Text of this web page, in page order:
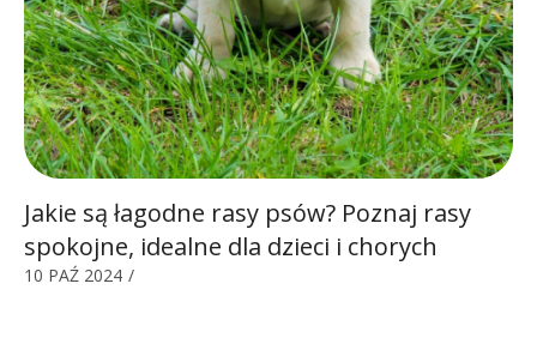
Jakie są łagodne rasy psów? Poznaj rasy
spokojne, idealne dla dzieci i chorych
10 PAŹ 2024 /